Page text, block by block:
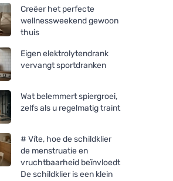
Creëer het perfecte
wellnessweekend gewoon
thuis
Eigen elektrolytendrank
vervangt sportdranken
Wat belemmert spiergroei,
zelfs als u regelmatig traint
# Víte, hoe de schildklier
de menstruatie en
vruchtbaarheid beïnvloedt
De schildklier is een klein